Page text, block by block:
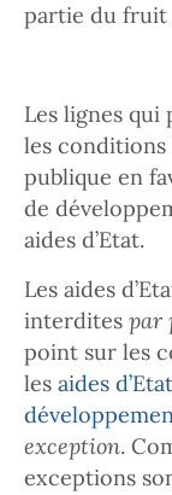
partie du fruit
Les lignes
les conditions
publique en
de
aides d’Etat.
Les aides
interdites par
point sur les
les aides
exception.
exceptions